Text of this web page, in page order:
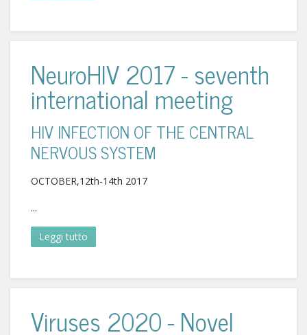
NeuroHIV 2017 - seventh
international meeting
HIV INFECTION OF THE CENTRAL
NERVOUS SYSTEM
OCTOBER,12th-14th 2017
...
Leggi tutto
Viruses 2020 - Novel